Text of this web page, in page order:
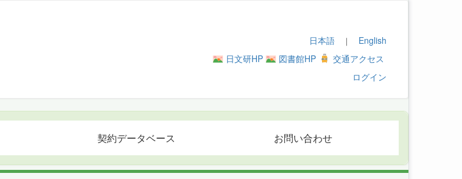
日本語｜ English
日文研HP
図書館HP
交通アクセス
ログイン
契約データベース お問い合わせ